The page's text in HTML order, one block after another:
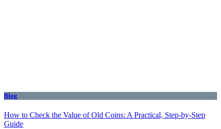
Blog
How to Check the Value of Old Coins: A Practical, Step-by-Step
Guide